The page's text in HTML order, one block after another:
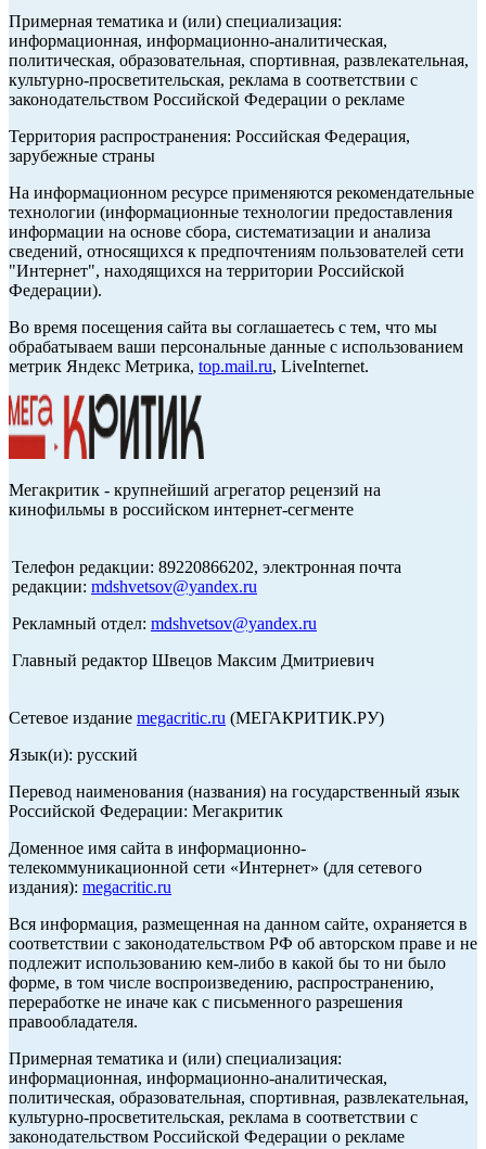
Примерная тематика и (или) специализация:
информационная, информационно-аналитическая,
политическая, образовательная, спортивная, развлекательная,
культурно-просветительская, реклама в соответствии с
законодательством Российской Федерации о рекламе
Территория распространения: Российская Федерация,
зарубежные страны
На информационном ресурсе применяются рекомендательные
технологии (информационные технологии предоставления
информации на основе сбора, систематизации и анализа
сведений, относящихся к предпочтениям пользователей сети
"Интернет", находящихся на территории Российской
Федерации).
Во время посещения сайта вы соглашаетесь с тем, что мы
обрабатываем ваши персональные данные с использованием
метрик Яндекс Метрика, top.mail.ru, LiveInternet.
Мегакритик - крупнейший агрегатор рецензий на
кинофильмы в российском интернет-сегменте
Телефон редакции: 89220866202, электронная почта
редакции: mdshvetsov@yandex.ru
Рекламный отдел: mdshvetsov@yandex.ru
Главный редактор Швецов Максим Дмитриевич
Сетевое издание megacritic.ru (МЕГАКРИТИК.РУ)
Язык(и): русский
Перевод наименования (названия) на государственный язык
Российской Федерации: Мегакритик
Доменное имя сайта в информационно-
телекоммуникационной сети «Интернет» (для сетевого
издания): megacritic.ru
Вся информация, размещенная на данном сайте, охраняется в
соответствии с законодательством РФ об авторском праве и не
подлежит использованию кем-либо в какой бы то ни было
форме, в том числе воспроизведению, распространению,
переработке не иначе как с письменного разрешения
правообладателя.
Примерная тематика и (или) специализация:
информационная, информационно-аналитическая,
политическая, образовательная, спортивная, развлекательная,
культурно-просветительская, реклама в соответствии с
законодательством Российской Федерации о рекламе